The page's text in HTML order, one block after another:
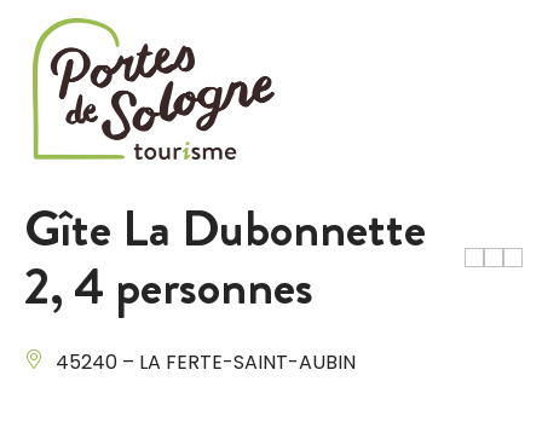
Gîte La Dubonnette
2, 4 personnes
45240 – LA FERTE-SAINT-AUBIN